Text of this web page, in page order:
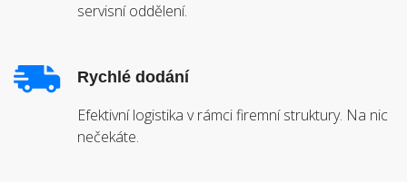
servisní oddělení.
Rychlé dodání
Efektivní logistika v rámci firemní struktury. Na nic
nečekáte.